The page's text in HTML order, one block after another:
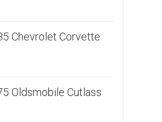
Chevrolet Corvette
Oldsmobile Cutlass